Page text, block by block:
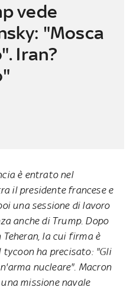
vede
"Mosca
Iran?
è entrato nel
il presidente francese e
una sessione di lavoro
anche di Trump. Dopo
la cui firma è
tycoon ha precisato: "Gli
nucleare". Macron
missione navale